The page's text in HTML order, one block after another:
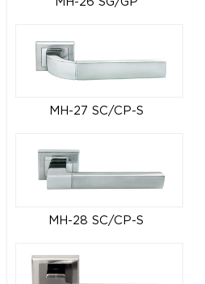
MH-27 SC/CP-S
MH-28 SC/CP-S